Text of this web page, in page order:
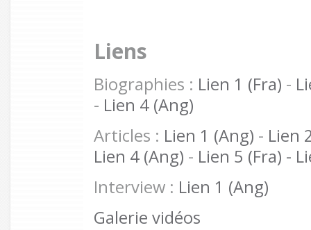
Liens
Biographies : Lien 1 (Fra) -
- Lien 4 (Ang)
Articles : Lien 1 (Ang) - Lien
Lien 4 (Ang) - Lien 5 (Fra) -
Interview : Lien 1 (Ang)
Galerie vidéos